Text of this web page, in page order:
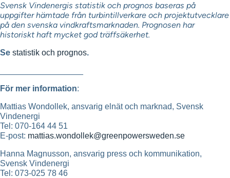
Svensk Vindenergis statistik och prognos baseras på
uppgifter hämtade från turbintillverkare och projektutvecklare
på den svenska vindkraftsmarknaden. Prognosen har
historiskt haft mycket god träffsäkerhet.
Se statistik och prognos.
För mer information:
Mattias Wondollek, ansvarig elnät och marknad, Svensk
Vindenergi
Tel: 070-164 44 51
E-post: mattias.wondollek@greenpowersweden.se
Hanna Magnusson, ansvarig press och kommunikation,
Svensk Vindenergi
Tel: 073-025 78 46